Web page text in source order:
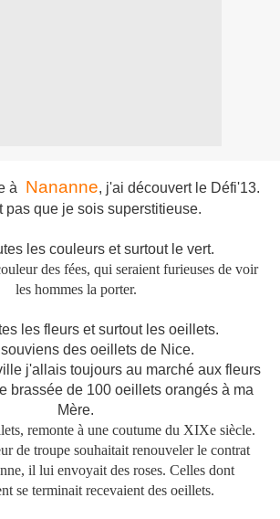
à Nananne, j'ai découvert le Défi'13.
pas que je sois superstitieuse.
les couleurs et surtout le vert.
des fées, qui seraient furieuses de voir
les hommes la porter.
les fleurs et surtout les oeillets.
des oeillets de Nice.
j'allais toujours au marché aux fleurs
brassée de 100 oeillets orangés à ma
Mère.
remonte à une coutume du XIXe siècle.
de troupe souhaitait renouveler le contrat
il lui envoyait des roses. Celles dont
se terminait recevaient des oeillets.